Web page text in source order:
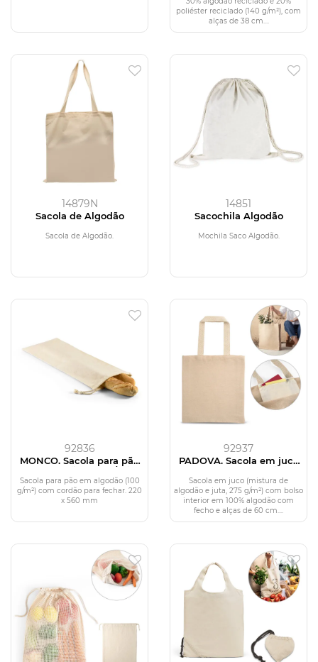
g/m²)
poliéster reciclado (140 g/m²), com
alças de 38 cm....
14879N
Sacola de Algodão
Sacola de Algodão.
14851
Sacochila Algodão
Mochila Saco Algodão.
92836
MONCO. Sacola para pão
em algodão (100 g/m²)
Sacola para pão em algodão (100
g/m²) com cordão para fechar. 220
x 560 mm
92937
PADOVA. Sacola em juco
juta, 275 g/m²)
Sacola em juco (mistura de
algodão e juta, 275 g/m²) com bolso
interior em 100% algodão com
fecho e alças de 60 cm....